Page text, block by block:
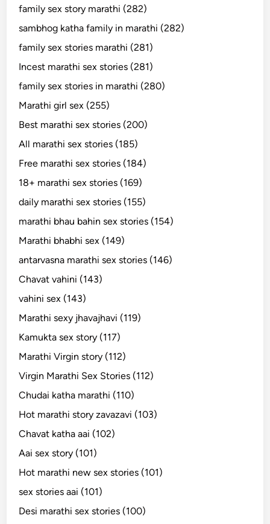
family sex story marathi (282)
sambhog katha family in marathi (282)
family sex stories marathi (281)
Incest marathi sex stories (281)
family sex stories in marathi (280)
Marathi girl sex (255)
Best marathi sex stories (200)
All marathi sex stories (185)
Free marathi sex stories (184)
18+ marathi sex stories (169)
daily marathi sex stories (155)
marathi bhau bahin sex stories (154)
Marathi bhabhi sex (149)
antarvasna marathi sex stories (146)
Chavat vahini (143)
vahini sex (143)
Marathi sexy jhavajhavi (119)
Kamukta sex story (117)
Marathi Virgin story (112)
Virgin Marathi Sex Stories (112)
Chudai katha marathi (110)
Hot marathi story zavazavi (103)
Chavat katha aai (102)
Aai sex story (101)
Hot marathi new sex stories (101)
sex stories aai (101)
Desi marathi sex stories (100)